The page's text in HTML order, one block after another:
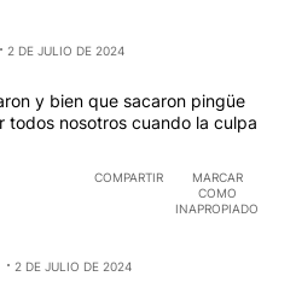
2 DE JULIO DE 2024
y bien que sacaron pingüe
todos nosotros cuando la culpa
COMPARTIR
MARCAR
COMO
INAPROPIADO
2 DE JULIO DE 2024